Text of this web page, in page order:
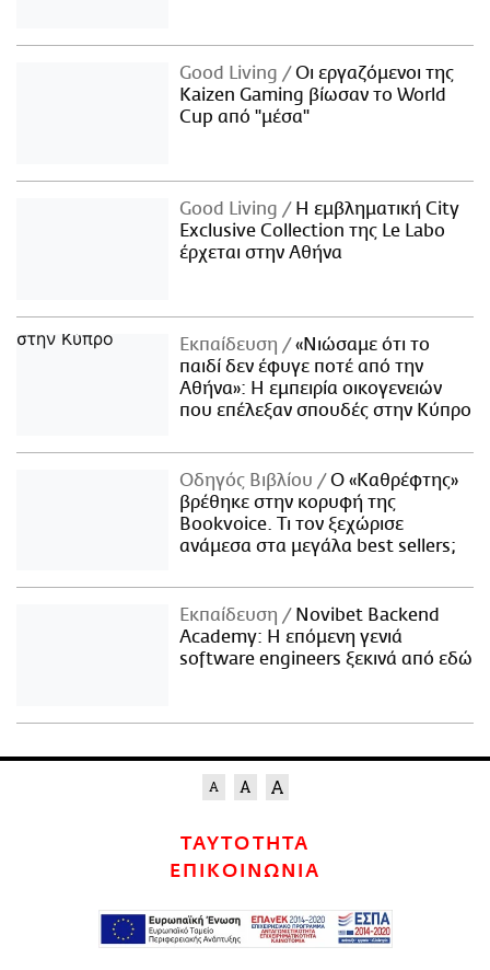
Good Living
Οι εργαζόμενοι της
Kaizen Gaming βίωσαν το World
Cup από "μέσα"
Good Living
Η εμβληματική City
Exclusive Collection της Le Labo
έρχεται στην Αθήνα
Εκπαίδευση
«Νιώσαμε ότι το
παιδί δεν έφυγε ποτέ από την
Αθήνα»: Η εμπειρία οικογενειών
που επέλεξαν σπουδές στην Κύπρο
Οδηγός Βιβλίου
Ο «Καθρέφτης»
βρέθηκε στην κορυφή της
Bookvoice. Τι τον ξεχώρισε
ανάμεσα στα μεγάλα best sellers;
Εκπαίδευση
Novibet Backend
Academy: Η επόμενη γενιά
software engineers ξεκινά από εδώ
ΤΑΥΤΟΤΗΤΑ
ΕΠΙΚΟΙΝΩΝΙΑ